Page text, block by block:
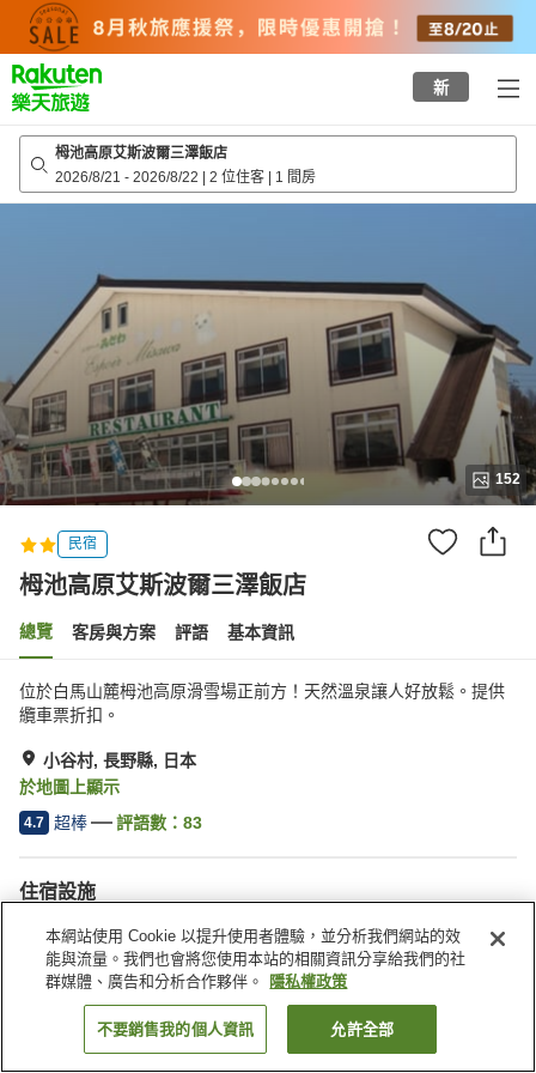
top
page
新
栂池高原艾斯波爾三澤飯店
2026/8/21 - 2026/8/22 | 2 位住客 | 1 間房
152
民宿
栂池高原艾斯波爾三澤飯店
總覽 客房與方案 評語 基本資訊
位於白馬山麓栂池高原滑雪場正前方！天然溫泉讓人好放鬆。提供
纜車票折扣。
小谷村, 長野縣, 日本
於地圖上顯示
4.7 超棒 評語數： 83
住宿設施
停車場
餐廳
休息室
咖啡廳
找客房
本網站使用 Cookie 以提升使用者體驗，並分析我們網站的效
能與流量。我們也會將您使用本站的相關資訊分享給我們的社
群媒體、廣告和分析合作夥伴。
隱私權政策
不要銷售我的個人資訊 允許全部